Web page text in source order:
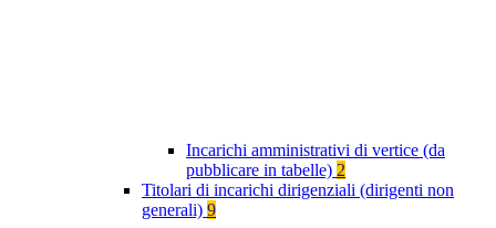
Incarichi amministrativi di vertice (da
pubblicare in tabelle) 2
Titolari di incarichi dirigenziali (dirigenti non
generali) 9